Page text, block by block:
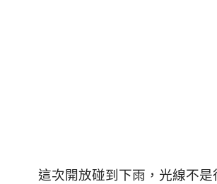
這次開放碰到下雨 ， 光線不是